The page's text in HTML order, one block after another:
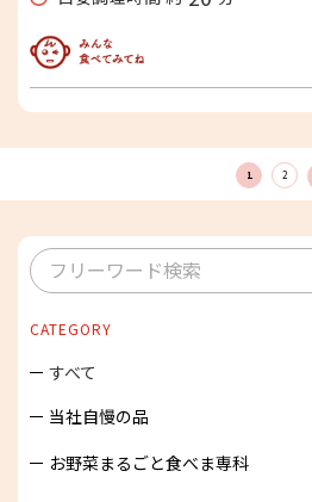
みんな食べてみてね
1 2
CATEGORY
すべて
当社自慢の品
お野菜まるごと食べま専科